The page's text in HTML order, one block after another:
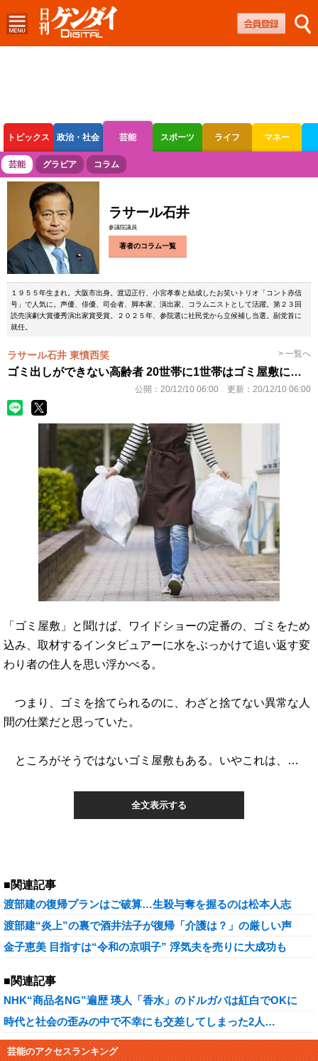
トピックス 政治・社会 芸能 スポーツ ライフ マネー
ボートレース 競輪 オートレース
芸能 グラビア コラム
ラサール石井
参議院議員
著者のコラム一覧
１９５５年生まれ。大阪市出身。渡辺正行、小宮孝泰と結成したお笑いトリオ「コント赤信
号」で人気に。声優、俳優、司会者、脚本家、演出家、コラムニストとして活躍。第２３回
読売演劇大賞優秀演出家賞受賞。２０２５年、参院選に社民党から立候補し当選。副党首に
就任。
ラサール石井 東憤西笑 > 一覧へ
ゴミ出しができない高齢者 20世帯に1世帯はゴミ屋敷に…
公開： 20/12/10 06:00 更新： 20/12/10 06:00
「ゴミ屋敷」と聞けば、ワイドショーの定番の、ゴミをため
込み、取材するインタビュアーに水をぶっかけて追い返す変
わり者の住人を思い浮かべる。
つまり、ゴミを捨てられるのに、わざと捨てない異常な人
間の仕業だと思っていた。
ところがそうではないゴミ屋敷もある。いやこれは、…
全文表示する
■関連記事
渡部建の復帰プランはご破算…生殺与奪を握るのは松本人志
渡部建“炎上”の裏で酒井法子が復帰「介護は？」の厳しい声
金子恵美 目指すは“令和の京唄子” 浮気夫を売りに大成功も
■関連記事
NHK“商品名NG”遍歴 瑛人「香水」のドルガバは紅白でOKに
時代と社会の歪みの中で不幸にも交差してしまった2人…
芸能のアクセスランキング